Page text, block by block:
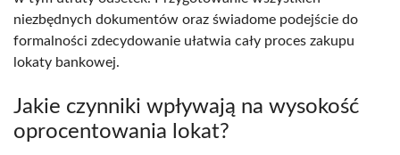
niezbędnych dokumentów oraz świadome podejście do
formalności zdecydowanie ułatwia cały proces zakupu
lokaty bankowej.
Jakie czynniki wpływają na wysokość
oprocentowania lokat?